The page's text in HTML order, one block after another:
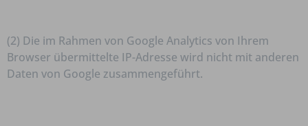
(2) Die im Rahmen von Google Analytics von Ihrem
Browser übermittelte IP-Adresse wird nicht mit anderen
Daten von Google zusammengeführt.